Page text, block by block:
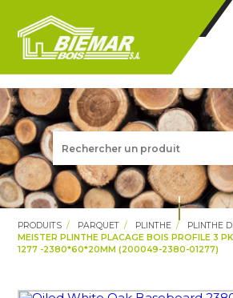
PRODUITS PARQUET PLINTHE PLINTHE
MEISTER PLINTHE PLACAGE BOIS PROFILE 3
1277 -2380*60*20MM (200049-2380-01277)